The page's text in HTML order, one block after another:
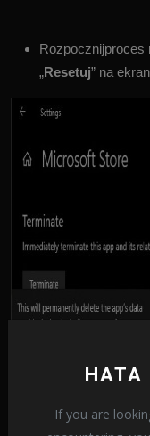
HATA
If you are
Rozpocznijproces
„Resetuj” na